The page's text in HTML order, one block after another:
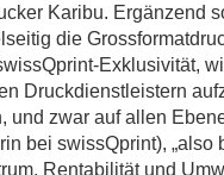
Karibu. Ergänzend
die
Exklusivität,
Druckdienstleistern
und zwar auf allen
bei swissQprint), „also
Rentabilität und